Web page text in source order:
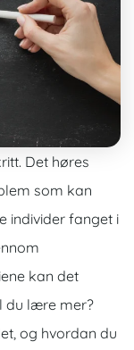
Det høres
som kan
individer fanget i
kan det
du lære mer?
og hvordan du